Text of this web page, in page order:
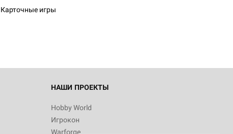
Карточные игры
НАШИ ПРОЕКТЫ
Hobby World
Игрокон
Warforge